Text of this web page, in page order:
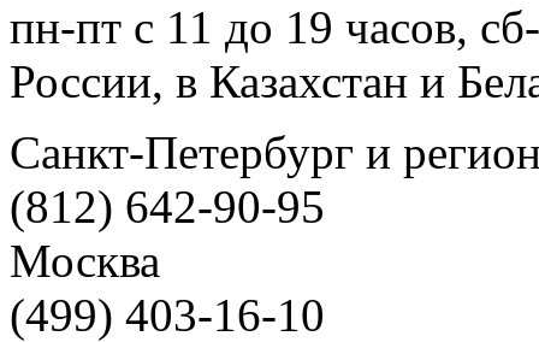
пн-пт с 11 до 19 часов,
России, в Казахстан и
Санкт-Петербург и
(812) 642-90-95
Москва
(499) 403-16-10